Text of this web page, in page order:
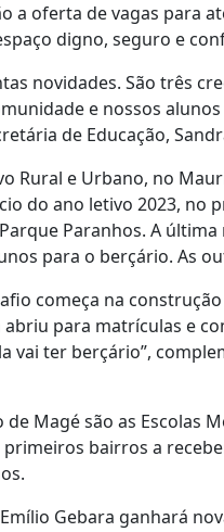
a oferta de vagas para
digno, seguro e
novidades. São três
e nossos
de Educação,
Rural e Urbano, no
do ano letivo 2023,
Paranhos. A
para o berçário. As
começa na
para matrículas e
vai ter berçário”,
Magé são as
bairros a
Gebara ganhará